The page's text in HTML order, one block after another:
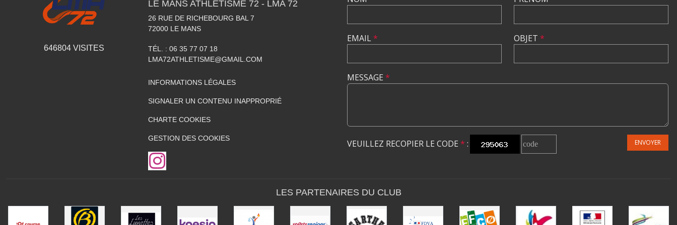
646804 VISITES
LE MANS ATHLETISME 72 - LMA 72
26 RUE DE RICHEBOURG BAL 7
72000 LE MANS
TÉL. : 06 35 77 07 18
LMA72ATHLETISME@GMAIL.COM
INFORMATIONS LÉGALES
SIGNALER UN CONTENU INAPPROPRIÉ
CHARTE COOKIES
GESTION DES COOKIES
EMAIL* OBJET *
MESSAGE *
VEUILLEZ RECOPIER LE CODE * : ENVOYER
LES PARTENAIRES DU CLUB